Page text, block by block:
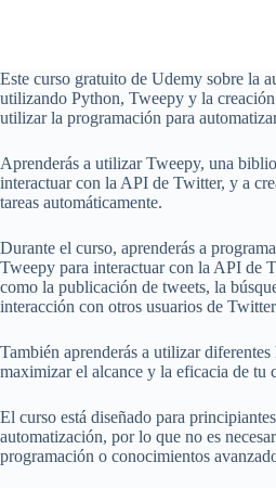
Este curso gratuito de Udemy sobre la
utilizando Python, Tweepy y la
utilizar la programación para
Aprenderás a utilizar Tweepy, una
interactuar con la API de Twitter, y a
tareas automáticamente.
Durante el curso, aprenderás a
Tweepy para interactuar con la API de
como la publicación de tweets, la
interacción con otros usuarios de
También aprenderás a utilizar
maximizar el alcance y la eficacia de tu
El curso está diseñado para
automatización, por lo que no es
programación o conocimientos